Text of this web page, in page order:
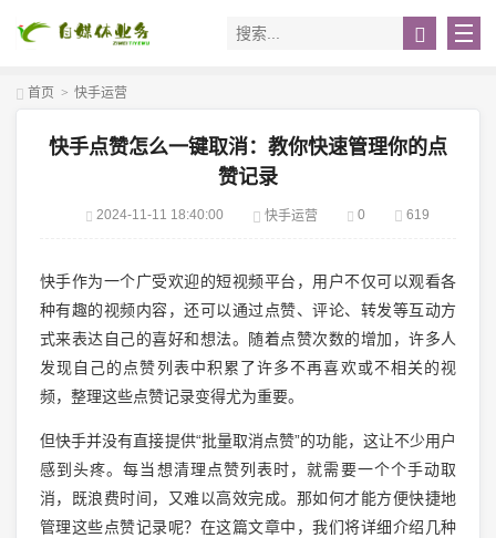
首页 > 快手运营
快手点赞怎么一键取消：教你快速管理你的点
赞记录
2024-11-11 18:40:00 快手运营 0 619
快手作为一个广受欢迎的短视频平台，用户不仅可以观看各
种有趣的视频内容，还可以通过点赞、评论、转发等互动方
式来表达自己的喜好和想法。随着点赞次数的增加，许多人
发现自己的点赞列表中积累了许多不再喜欢或不相关的视
频，整理这些点赞记录变得尤为重要。
但快手并没有直接提供“批量取消点赞”的功能，这让不少用户
感到头疼。每当想清理点赞列表时，就需要一个个手动取
消，既浪费时间，又难以高效完成。那如何才能方便快捷地
管理这些点赞记录呢？在这篇文章中，我们将详细介绍几种